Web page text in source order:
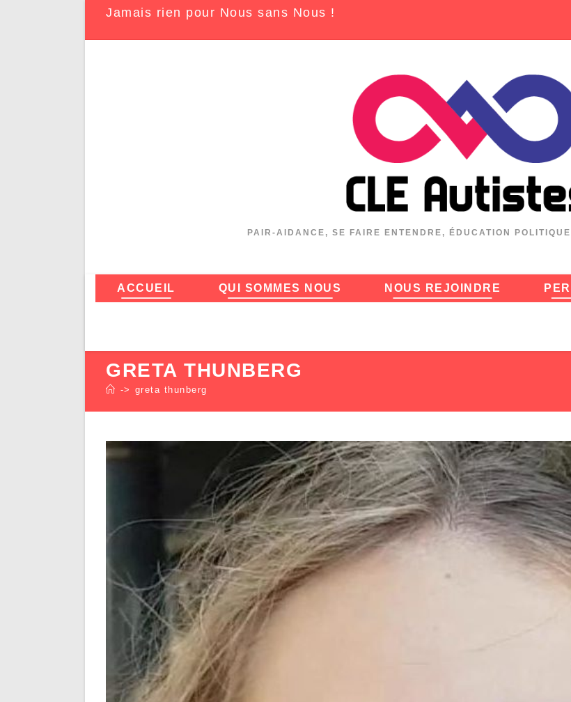
Jamais rien pour Nous sans Nous !
PAIR-AIDANCE, SE FAIRE ENTENDRE, ÉDUCATION
ACCUEIL QUI SOMMES NOUS NOUS REJOINDRE
GRETA THUNBERG
-> greta thunberg